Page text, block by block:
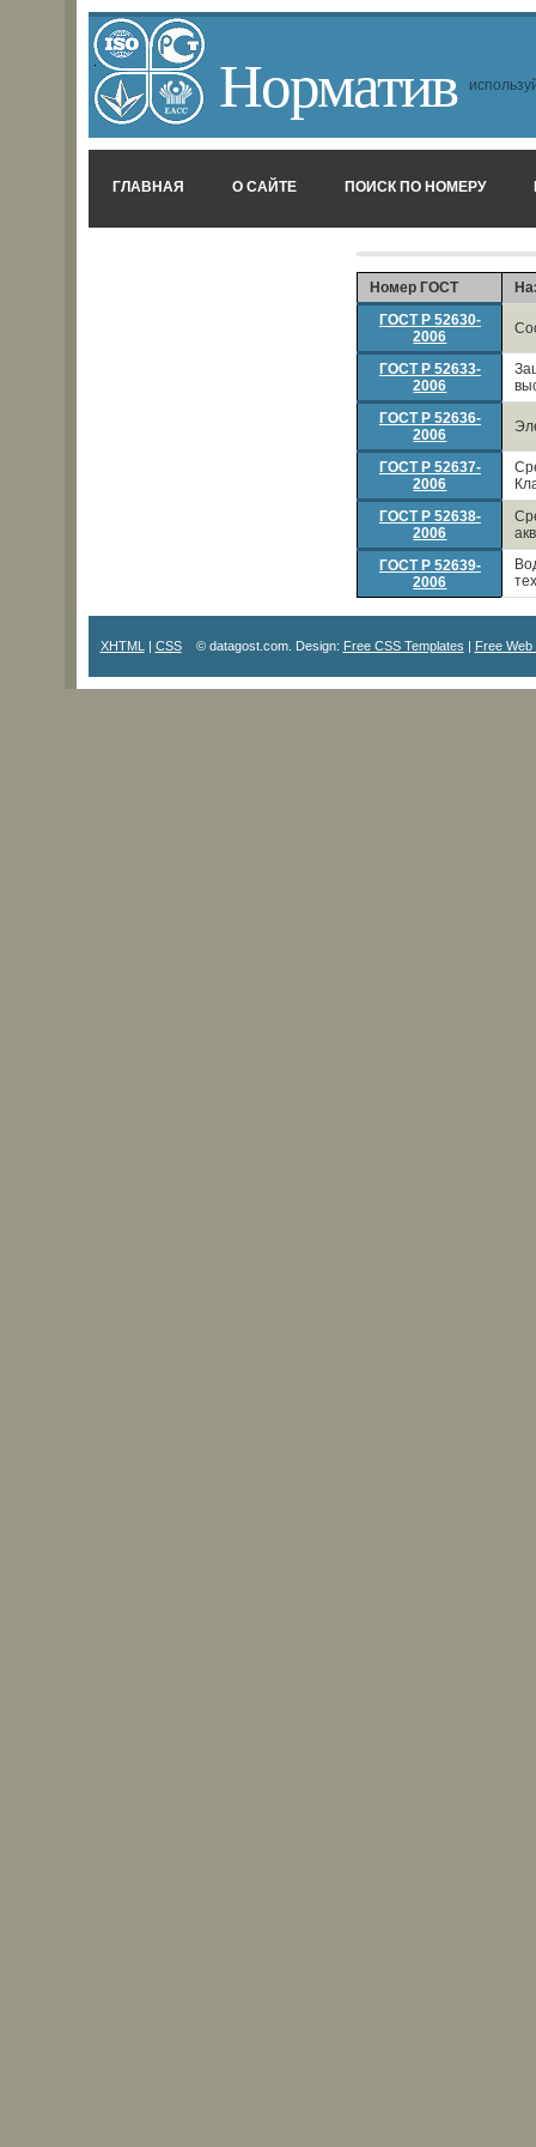
Норматив
ГЛАВНАЯ О САЙТЕ ПОИСК ПО НОМЕРУ
Номер ГОСТ
ГОСТ Р 52630-
2006
ГОСТ Р 52633-
2006
ГОСТ Р 52636-
2006
ГОСТ Р 52637-
2006
ГОСТ Р 52638-
2006
ГОСТ Р 52639-
2006
XHTML | CSS© datagost.com. Design: Free CSS Templates | Free Web